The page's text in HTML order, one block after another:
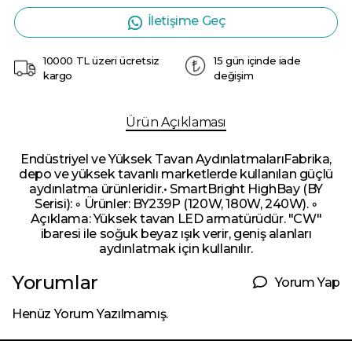
İletişime Geç
10000 TL üzeri ücretsiz
kargo
15 gün içinde iade
değişim
Ürün Açıklaması
Endüstriyel ve Yüksek Tavan AydınlatmalarıFabrika,
depo ve yüksek tavanlı marketlerde kullanılan güçlü
aydınlatma ürünleridir.• SmartBright HighBay (BY
Serisi): ◦ Ürünler: BY239P (120W, 180W, 240W). ◦
Açıklama: Yüksek tavan LED armatürüdür. "CW"
ibaresi ile soğuk beyaz ışık verir, geniş alanları
aydınlatmak için kullanılır.
Yorumlar Yorum Yap
Henüz Yorum Yazılmamış.